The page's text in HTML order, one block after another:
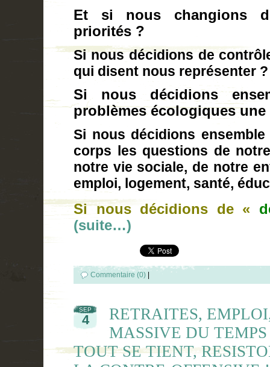
Et si nous changions
priorités ?
Si nous décidions de
qui disent nous représenter ?
Si nous décidions
problèmes écologiques
Si nous décidions
corps les questions de
notre vie sociale, de notre
emploi, logement, santé,
Si nous décidions de «
(suite…)
Commentaire (0) |
SEP
4
RETRAITES,
MASSIVE DU
TOUT SE TIENT,